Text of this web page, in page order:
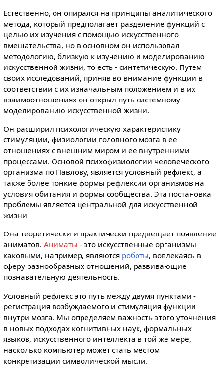
Естественно, он опирался на принципы аналитического
метода, который предполагает разделение функций с
целью их изучения с помощью искусственного
вмешательства, но в основном он использовал
методологию, близкую к изучению и моделированию
искусственной жизни, то есть - синтетическую. Путем
своих исследований, приняв во внимание функции в
соответствии с их изначальным положением и в их
взаимоотношениях он открыл путь системному
моделированию искусственной жизни.
Он расширил психологическую характеристику
стимуляции, физиологии головного мозга в ее
отношениях с внешним миром и ее внутренними
процессами. Основой психофизиологии человеческого
организма по Павлову, является условный рефлекс, а
также более тонкие формы рефлексии организмов на
условия обитания и формы сообщества. Эта постановка
проблемы является центральной для искусственной
жизни.
Она теоретически и практически предвещает появление
аниматов. Аниматы - это искусственные организмы
каковыми, например, являются роботы, вовлекаясь в
сферу разнообразных отношений, развивающие
познавательную деятельность.
Условный рефлекс это путь между двумя пунктами -
регистрация возбуждаемого и стимуляция функции
внутри мозга. Мы определяем важность этого уточнения
в новых подходах когнитивных наук, формальных
языков, искусственного интеллекта в той же мере,
насколько компьютер может стать местом
конкретизации символической мысли.